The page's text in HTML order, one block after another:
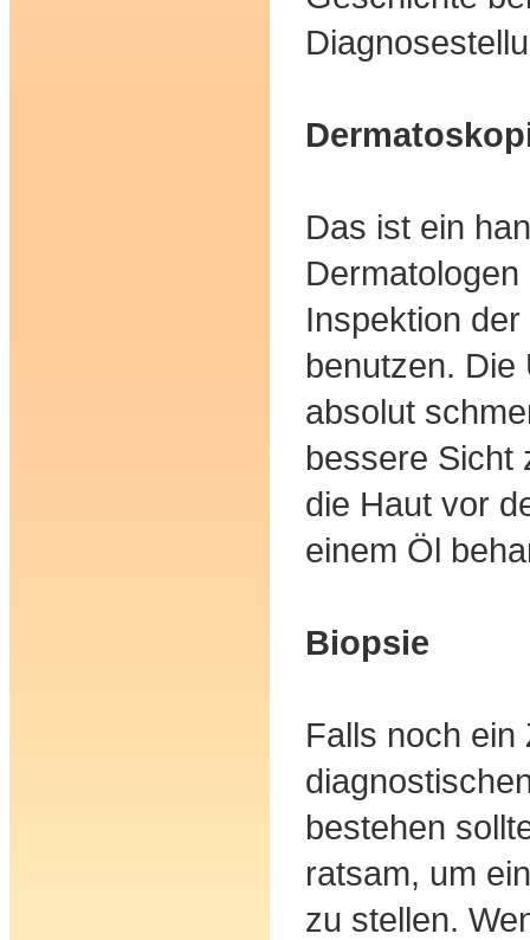
Das ist ein
Inspektion
benutzen. Die
absolut
bessere Sicht
die Haut vor
einem Öl
Biopsie
Falls noch ein
bestehen
ratsam, um
zu stellen.